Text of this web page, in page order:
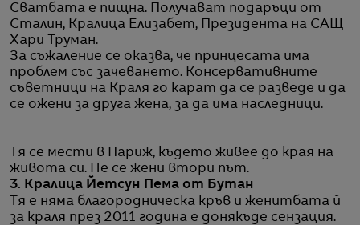
Сватбата е пищна. Получават подаръци от
Сталин, Кралица Елизабет, Президента на САЩ
Хари Труман.
За съжаление се оказва, че принцесата има
проблем със зачеването. Консервативните
съветници на Краля го карат да се разведе и да
се ожени за друга жена, за да има наследници.
Тя се мести в Париж, където живее до края на
живота си. Не се жени втори път.
3. Кралица Йетсун Пема от Бутан
Тя е няма благородническа кръв и женитбата й
за краля през 2011 година е донякъде сензация.